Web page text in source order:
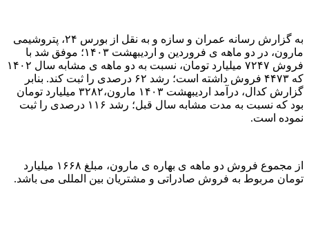
به گزارش رسانه عمران و سازه و به نقل از بورس ۲۴، پتروشیمی
مارون، در دو ماهه ی فروردین و اردیبهشت ۱۴۰۳؛ موفق شد با
فروش ۷۲۴۷ میلیارد تومان، نسبت به دو ماهه ی مشابه سال ۱۴۰۲
که ۴۴۷۳ فروش داشته است؛ رشد ۶۲ درصدی را ثبت کند. بنابر
گزارش کدال، درآمد اردیبهشت ۱۴۰۳ مارون،۳۲۸۲ میلیارد تومان
بود که نسبت به مدت مشابه سال قبل؛ رشد ۱۱۶ درصدی را ثبت
نموده است.
از مجموع فروش دو ماهه ی بهاره ی مارون، مبلغ ۱۶۶۸ میلیارد
تومان مربوط به فروش صادراتی و مشتریان بین المللی می باشد.